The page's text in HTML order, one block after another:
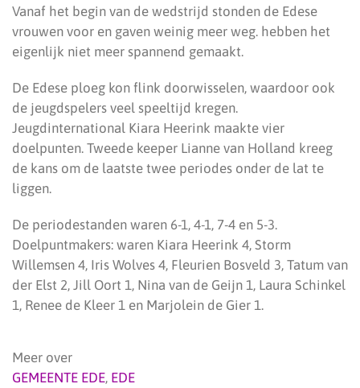
Vanaf het begin van de wedstrijd stonden de Edese
vrouwen voor en gaven weinig meer weg. hebben het
eigenlijk niet meer spannend gemaakt.
De Edese ploeg kon flink doorwisselen, waardoor ook
de jeugdspelers veel speeltijd kregen.
Jeugdinternational Kiara Heerink maakte vier
doelpunten. Tweede keeper Lianne van Holland kreeg
de kans om de laatste twee periodes onder de lat te
liggen.
De periodestanden waren 6-1, 4-1, 7-4 en 5-3.
Doelpuntmakers: waren Kiara Heerink 4, Storm
Willemsen 4, Iris Wolves 4, Fleurien Bosveld 3, Tatum van
der Elst 2, Jill Oort 1, Nina van de Geijn 1, Laura Schinkel
1, Renee de Kleer 1 en Marjolein de Gier 1.
Meer over
GEMEENTE EDE, EDE